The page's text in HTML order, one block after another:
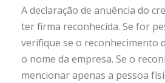
A declaração de anuência do
ter firma reconhecida. Se for
verifique se o reconhecimento
o nome da empresa. Se o
mencionar apenas a pessoa